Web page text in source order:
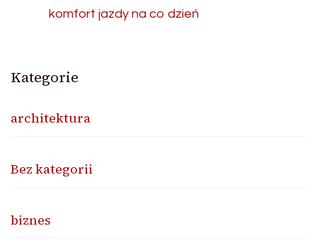
komfort jazdy na co dzień
Kategorie
architektura
Bez kategorii
biznes